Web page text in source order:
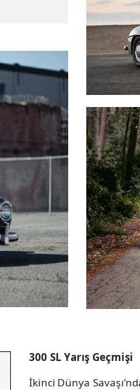
300 SL Yarış Geçmişi
İkinci Dünya